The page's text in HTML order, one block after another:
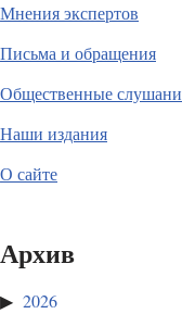
Мнения экспертов
Письма и обращения
Общественные
Наши издания
О сайте
Архив
2026